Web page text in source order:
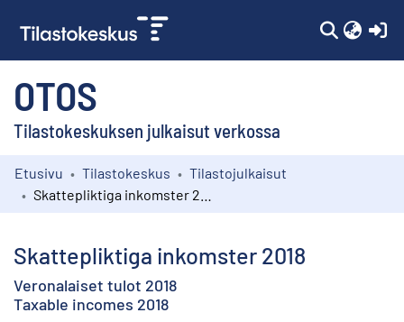
OTOS
Tilastokeskuksen julkaisut verkossa
Kokoelmat
Etusivu Tilastokeskus
Tilastojulkaisut
Skattepliktiga inkomster 2018
Veronalaiset tulot 2018
Taxable incomes 2018